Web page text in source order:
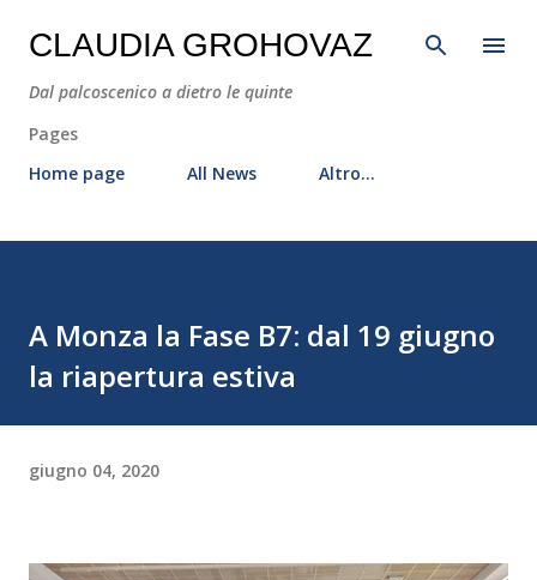
Passa ai contenuti principali
CLAUDIA GROHOVAZ
Dal palcoscenico a dietro le quinte
Pages
Home page
All News Altro…
A Monza la Fase B7: dal 19 giugno
la riapertura estiva
giugno 04, 2020